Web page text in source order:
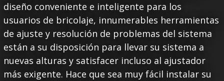
diseño conveniente e inteligente para los
usuarios de bricolaje, innumerables herramientas
de ajuste y resolución de problemas del sistema
están a su disposición para llevar su sistema a
nuevas alturas y satisfacer incluso al ajustador
más exigente. Hace que sea muy fácil instalar su